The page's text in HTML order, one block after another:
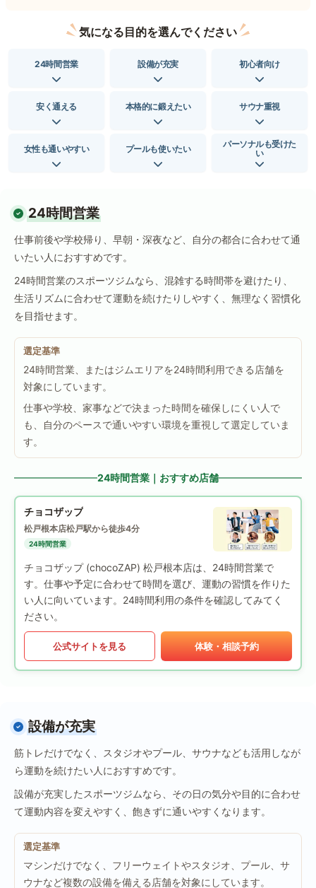
気になる目的を選んでください
24時間営業 設備が充実 初心者向け
安く通える 本格的に鍛えたい サウナ重視
女性も通いやすい プールも使いたい
パーソナルも受けた
い
24時間営業
仕事前後や学校帰り、早朝・深夜など、自分の都合に合わせて通
いたい人におすすめです。
24時間営業のスポーツジムなら、混雑する時間帯を避けたり、
生活リズムに合わせて運動を続けたりしやすく、無理なく習慣化
を目指せます。
選定基準
24時間営業、またはジムエリアを24時間利用できる店舗を
対象にしています。
仕事や学校、家事などで決まった時間を確保しにくい人で
も、自分のペースで通いやすい環境を重視して選定していま
す。
24時間営業｜おすすめ店舗
チョコザップ
松戸根本店松戸駅から徒歩4分
24時間営業
チョコザップ (chocoZAP) 松戸根本店は、24時間営業で
す。仕事や予定に合わせて時間を選び、運動の習慣を作りた
い人に向いています。24時間利用の条件を確認してみてく
ださい。
公式サイトを見る 体験・相談予約
設備が充実
筋トレだけでなく、スタジオやプール、サウナなども活用しなが
ら運動を続けたい人におすすめです。
設備が充実したスポーツジムなら、その日の気分や目的に合わせ
て運動内容を変えやすく、飽きずに通いやすくなります。
選定基準
マシンだけでなく、フリーウェイトやスタジオ、プール、サ
ウナなど複数の設備を備える店舗を対象にしています。